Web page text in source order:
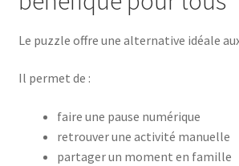
Le puzzle offre une alternative idéale
Il permet de :
faire une pause numérique
retrouver une activité manuelle
partager un moment en famille